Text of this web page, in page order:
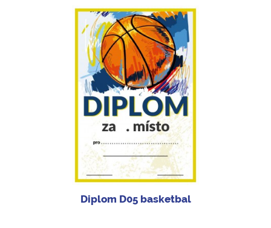
Diplom D05 basketbal